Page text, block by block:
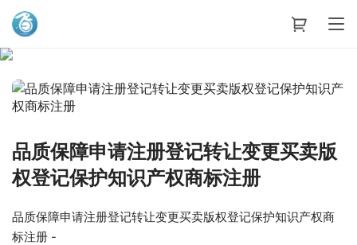
品质保障申请注册登记转让变更买卖版
权登记保护知识产权商标注册
品质保障申请注册登记转让变更买卖版权登记保护知识产权商
标注册 -